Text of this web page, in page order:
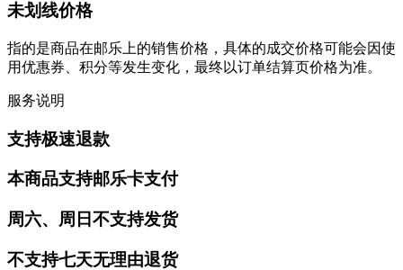
未划线价格
指的是商品在邮乐上的销售价格，具体的成交价格可能会因使
用优惠券、积分等发生变化，最终以订单结算页价格为准。
服务说明
支持极速退款
本商品支持邮乐卡支付
周六、周日不支持发货
不支持七天无理由退货